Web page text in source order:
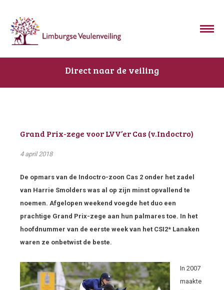
Direct naar de veiling
Grand Prix-zege voor LVV’er Cas (v.Indoctro)
4 april 2018
De opmars van de Indoctro-zoon Cas 2 onder het zadel
van Harrie Smolders was al op zijn minst opvallend te
noemen. Afgelopen weekend voegde het duo een
prachtige Grand Prix-zege aan hun palmares toe. In het
hoofdnummer van de eerste week van het CSI2* Lanaken
waren ze onbetwist de beste.
In 2007
maakte